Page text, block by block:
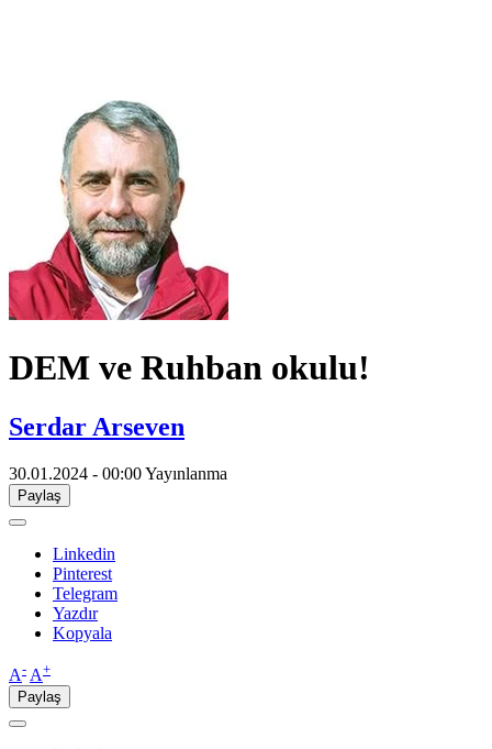
DEM ve Ruhban okulu!
Serdar Arseven
30.01.2024 - 00:00Yayınlanma
Paylaş
Linkedin
Pinterest
Telegram
Yazdır
Kopyala
A- A+
Paylaş